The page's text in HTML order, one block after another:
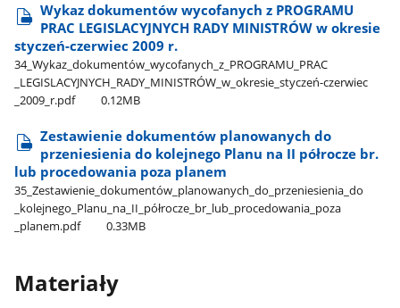
Wykaz dokumentów wycofanych z PROGRAMU
PRAC LEGISLACYJNYCH RADY MINISTRÓW w okresie
styczeń-czerwiec 2009 r.
34​_Wykaz​_dokumentów​_wycofanych​_z​_PROGRAMU​_PRAC​
_LEGISLACYJNYCH​_RADY​_MINISTRÓW​_w​_okresie​_styczeń-czerwiec​
_2009​_r.pdf
0.12MB
Zestawienie dokumentów planowanych do
przeniesienia do kolejnego Planu na II półrocze br.
lub procedowania poza planem
35​_Zestawienie​_dokumentów​_planowanych​_do​_przeniesienia​_do​
_kolejnego​_Planu​_na​_II​_półrocze​_br​_lub​_procedowania​_poza​
_planem.pdf
0.33MB
Materiały